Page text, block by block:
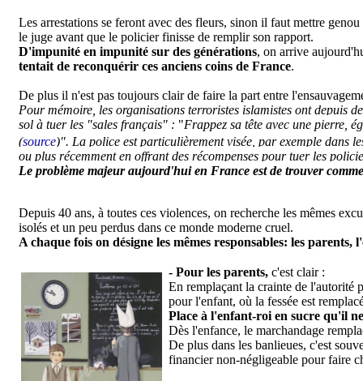
Les arrestations se feront avec des fleurs, sinon il faut mettre
le juge avant que le policier finisse de remplir son rapport.
D'impunité en impunité sur des générations, on arrive
tentait de reconquérir ces anciens coins de France.
De plus il n'est pas toujours clair de faire la part entre
Pour mémoire, les organisations terroristes islamistes ont depuis
sol à tuer les "sales français" : "Frappez sa tête avec une pierre,
(source)". La police est particulièrement visée, par exemple dans
ou plus récemmenten offrant des récompenses pour tuer les
Le problème majeur aujourd'hui en France est de trouver
Depuis 40 ans, à toutes ces violences, on recherche les mêmes
isolés et un peu perdus dans ce monde moderne cruel.
A chaque fois on désigne les mêmes responsables: les parents,
- Pour les parents, c'est clair :
En remplaçant la crainte de l'autorité
pour l'enfant, où la fessée est
Place à l'enfant-roi en sucre qu'il
Dès l'enfance, le marchandage
De plus dans les banlieues, c'est
financier non-négligeable pour faire